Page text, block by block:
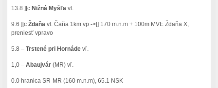
13.8 ][c Nižná Myšľavl.
9.6 ][cŽdaňavl. Čaňa 1km vp ->[] 170 m.n.m + 100m MVE Ždaňa X,
preniesť vpravo
5.8 –Trstené pri Hornáde vľ.
1,0 –Abaujvár(MR) vľ.
0.0 hranica SR-MR (160 m.n.m), 65.1 NSK